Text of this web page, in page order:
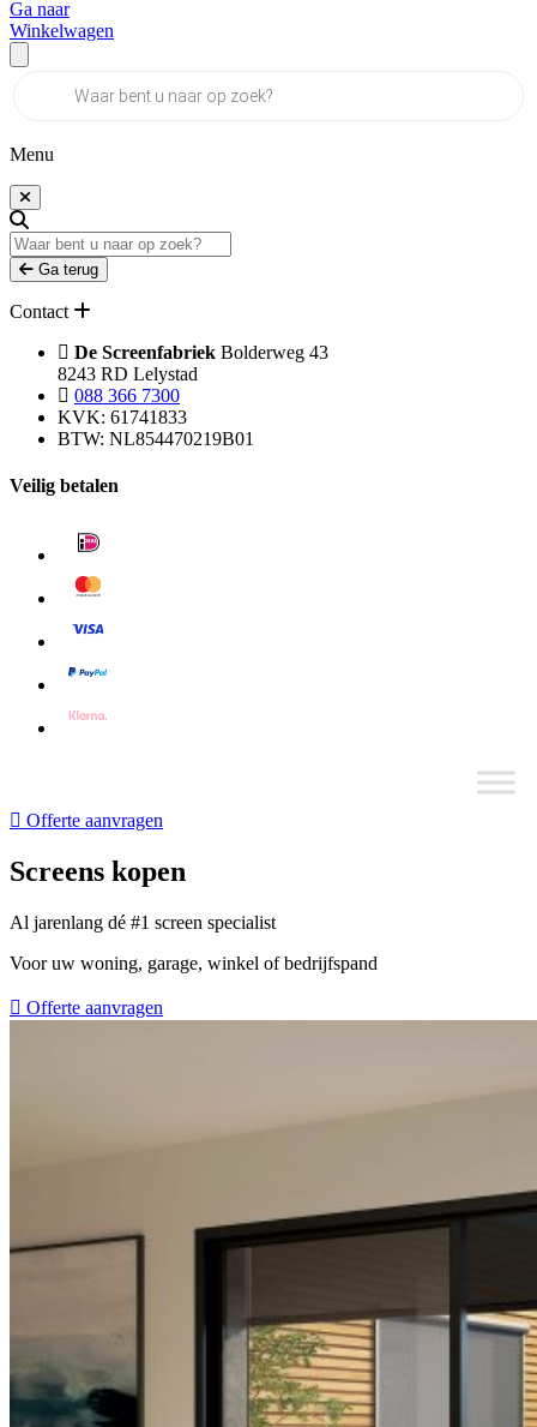
Ga naar
Winkelwagen
Menu
Ga terug
Contact
De Screenfabriek Bolderweg 43
8243 RD Lelystad
088 366 7300
KVK: 61741833
BTW: NL854470219B01
Veilig betalen
Offerte aanvragen
Screens kopen
Al jarenlang dé #1 screen specialist
Voor uw woning, garage, winkel of bedrijfspand
Offerte aanvragen